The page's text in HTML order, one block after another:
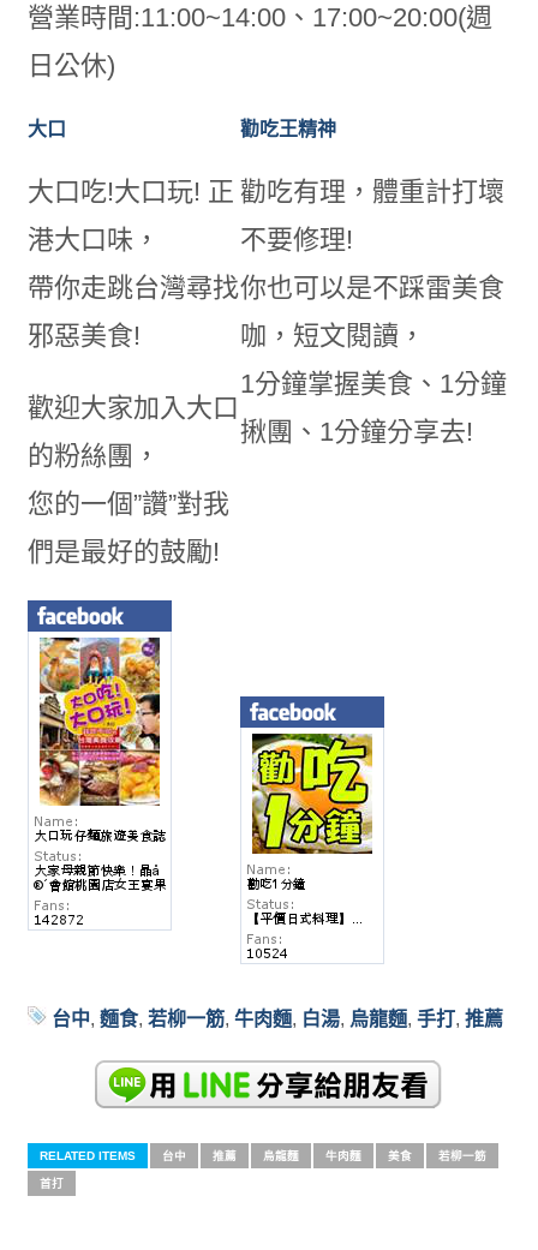
營業時間:11:00~14:00、17:00~20:00(週
日公休)
大口
大口吃!大口玩! 正
港大口味，
帶你走跳台灣尋找
邪惡美食!
歡迎大家加入大口
的粉絲團，
您的一個”讚”對我
們是最好的鼓勵!
勸吃王精神
勸吃有理，體重計打壞
不要修理!
你也可以是不踩雷美食
咖，短文閱讀，
1分鐘掌握美食、1分鐘
揪團、1分鐘分享去!
台中, 麵食, 若柳一筋, 牛肉麵, 白湯, 烏龍麵, 手打, 推薦
RELATED ITEMS 台中 推薦 烏龍麵 牛肉麵 美食 若柳一筋
首打